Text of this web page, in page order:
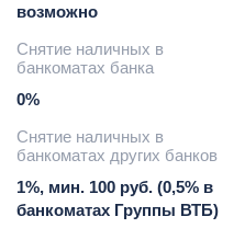
возможно
Снятие наличных в
банкоматах банка
0%
Снятие наличных в
банкоматах других банков
1%, мин. 100 руб. (0,5% в
банкоматах Группы ВТБ)